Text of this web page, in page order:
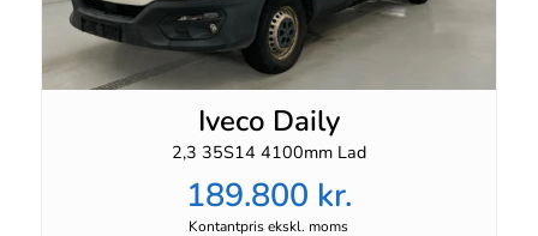
Iveco Daily
2,3 35S14 4100mm Lad
189.800 kr.
Kontantpris ekskl. moms